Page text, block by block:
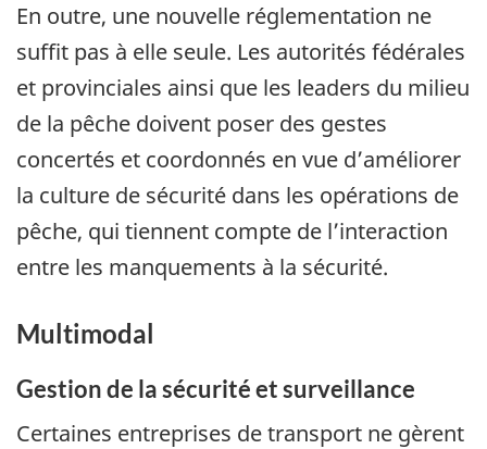
En outre, une nouvelle réglementation ne
suffit pas à elle seule. Les autorités fédérales
et provinciales ainsi que les leaders du milieu
de la pêche doivent poser des gestes
concertés et coordonnés en vue d’améliorer
la culture de sécurité dans les opérations de
pêche, qui tiennent compte de l’interaction
entre les manquements à la sécurité.
Multimodal
Gestion de la sécurité et surveillance
Certaines entreprises de transport ne gèrent